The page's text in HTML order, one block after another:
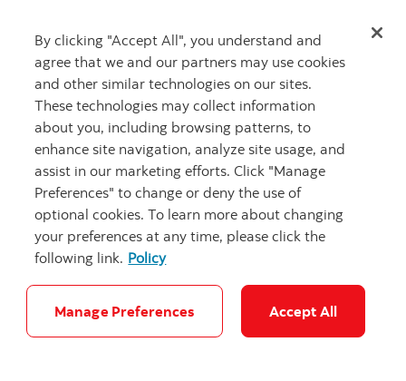
Global Finance décerne à Scotiabank les
prix de Meilleure banque de change au
Canada et Meilleur fournisseur mondial
de produits dérivés FX
Ces prix mettent en lumière l’innovation de
Scotiabank dans les produits FX, la technologie
et le service axé sur le client à travers les
marchés mondiaux.
By clicking "Accept All", you understand and
agree that we and our partners may use cookies
and other similar technologies on our sites.
These technologies may collect information
about you, including browsing patterns, to
enhance site navigation, analyze site usage, and
assist in our marketing efforts. Click "Manage
Preferences" to change or deny the use of
optional cookies. To learn more about changing
your preferences at any time, please click the
following link. Policy
Manage Preferences Accept All